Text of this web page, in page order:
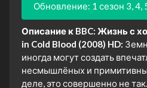
Обновление: 1 сезон 3, 4,
Описание к BBC: Жизнь с
in Cold Blood (2008) HD:
иногда могут создать
несмышлёных и
деле, это совершенно не